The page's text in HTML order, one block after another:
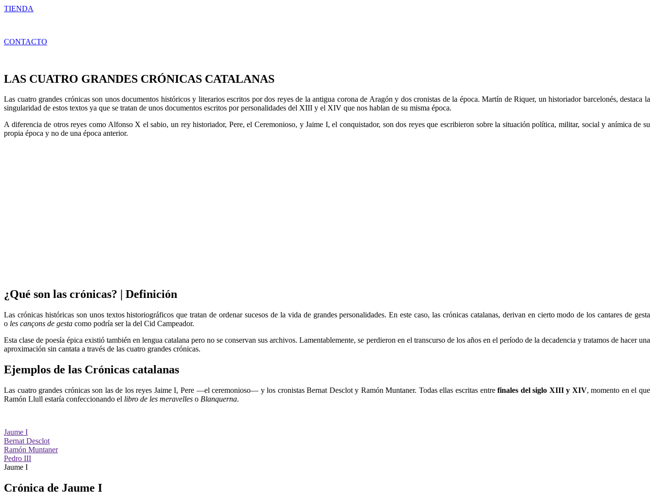
TIENDA
CONTACTO
LAS CUATRO GRANDES CRÓNICAS CATALANAS
Las cuatro grandes crónicas son unos documentos históricos y literarios escritos por dos reyes de la antigua corona de Aragón y dos cronistas de la época. Martín de Riquer, un historiador barcelonés, destaca la
singularidad de estos textos ya que se tratan de unos documentos escritos por personalidades del XIII y el XIV que nos hablan de su misma época.
A diferencia de otros reyes como Alfonso X el sabio, un rey historiador, Pere, el Ceremonioso, y Jaime I, el conquistador, son dos reyes que escribieron sobre la situación política, militar, social y anímica de su
propia época y no de una época anterior.
¿Qué son las crónicas? | Definición
Las crónicas históricas son unos textos historiográficos que tratan de ordenar sucesos de la vida de grandes personalidades. En este caso, las crónicas catalanas, derivan en cierto modo de los cantares de gesta
o les cançons de gesta como podría ser la del Cid Campeador.
Esta clase de poesía épica existió también en lengua catalana pero no se conservan sus archivos. Lamentablemente, se perdieron en el transcurso de los años en el período de la decadencia y tratamos de hacer una
aproximación sin cantata a través de las cuatro grandes crónicas.
Ejemplos de las Crónicas catalanas
Las cuatro grandes crónicas son las de los reyes Jaime I, Pere —el ceremonioso— y los cronistas Bernat Desclot y Ramón Muntaner. Todas ellas escritas entrefinales del siglo XIII y XIV, momento en el que
Ramón Llull estaría confeccionando el libro de les meravelles o Blanquerna.
Jaume I
Bernat Desclot
Ramón Muntaner
Pedro III
Jaume I
Crónica de Jaume I